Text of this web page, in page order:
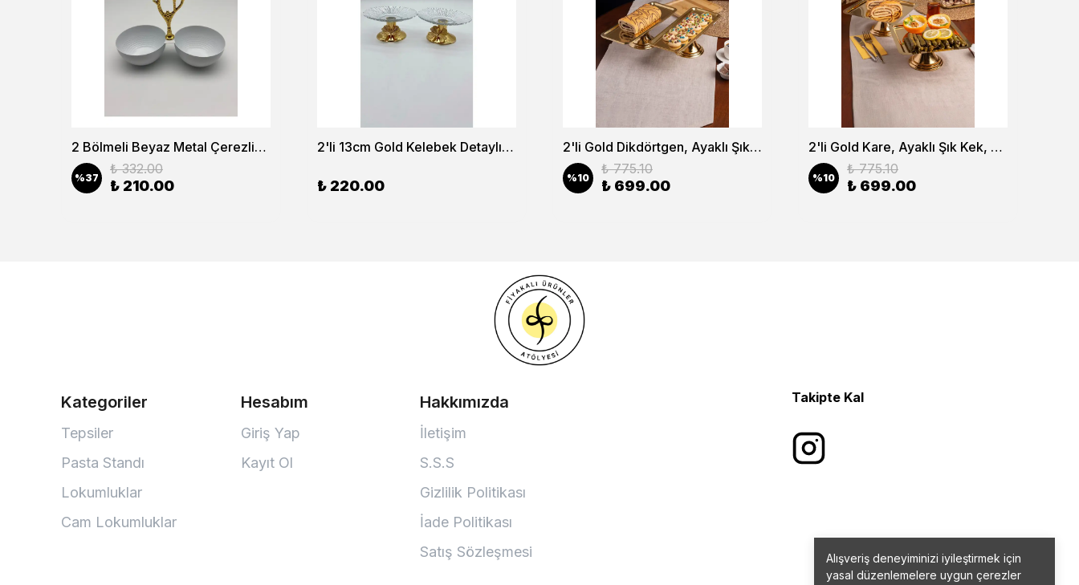
Alışveriş deneyiminizi iyileştirmek için
yasal düzenlemelere uygun çerezler
2 Bölmeli Beyaz Metal Çerezlik, Altın Dallı Çerez Tabağı
%37
₺ 332.00
₺ 210.00
2'li 13cm Gold Kelebek Detaylı Metal Ayaklı Cam Lokumluk , Sunumluk , Şekerlik, Çerezlik
₺ 220.00
2'li Gold Dikdörtgen, Ayaklı Şık Kek, Pasta, Kurabiye ve Tatlı Servis Sunum Standı
%10
₺ 775.10
₺ 699.00
2'li Gold Kare, Ayaklı Şık Kek, Pasta, Kurabiye ve Tatlı Servis Sunum Standı
%10
₺ 775.10
₺ 699.00
Kategoriler
Tepsiler
Pasta Standı
Lokumluklar
Cam Lokumluklar
Hesabım
Giriş Yap
Kayıt Ol
Hakkımızda
İletişim
S.S.S
Gizlilik Politikası
İade Politikası
Satış Sözleşmesi
Takipte Kal